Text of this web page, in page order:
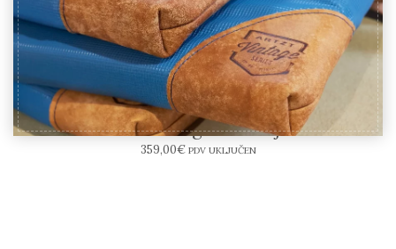
ARTZT Vintage – strunjača
359,00€ PDV UKLJUČEN